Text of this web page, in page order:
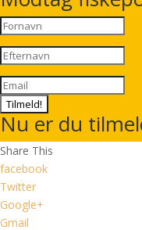
Tilmeld!
Nu er du
Share This
facebook
Twitter
Google+
Gmail